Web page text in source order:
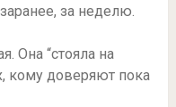
за неделю.
Она “стояла на
кому доверяют пока